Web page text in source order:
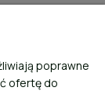
poprawne
ofertę do